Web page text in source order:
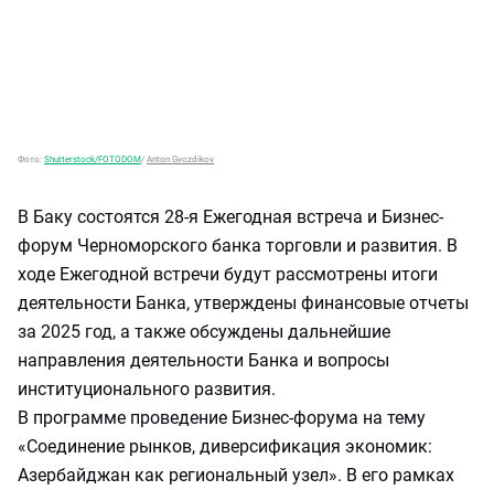
Фото: Shutterstock/FOTODOM/ Anton Gvozdikov
В Баку состоятся 28-я Ежегодная встреча и Бизнес-
форум Черноморского банка торговли и развития. В
ходе Ежегодной встречи будут рассмотрены итоги
деятельности Банка, утверждены финансовые отчеты
за 2025 год, а также обсуждены дальнейшие
направления деятельности Банка и вопросы
институционального развития.
В программе проведение Бизнес-форума на тему
«Соединение рынков, диверсификация экономик:
Азербайджан как региональный узел». В его рамках